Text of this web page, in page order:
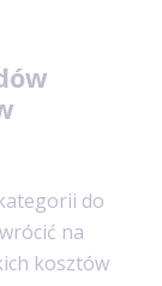
do
na
kosztów